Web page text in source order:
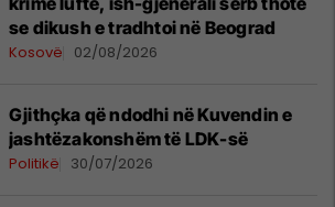
se dikush e tradhtoi në Beograd
Kosovë 02/08/2026
Gjithçka që ndodhi në Kuvendin e
jashtëzakonshëm të LDK-së
Politikë 30/07/2026